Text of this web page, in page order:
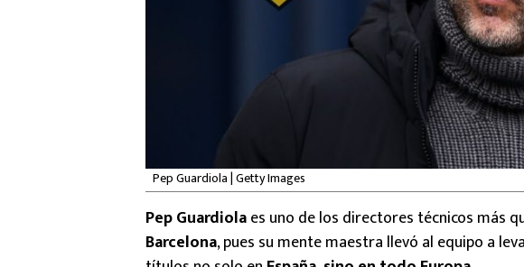
Pep Guardiola | Getty Images
Pep Guardiolaes uno de los directores técnicos más
Barcelona, pues su mente maestra llevó al equipo a